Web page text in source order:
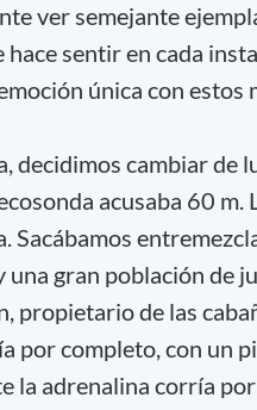
ver semejante
hace sentir en cada
única con estos
decidimos cambiar de
acusaba 60 m.
Sacábamos
una gran población de
propietario de las
por completo, con un
la adrenalina corría